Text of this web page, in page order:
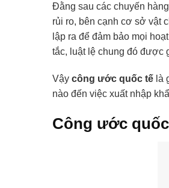
Đằng sau các chuyến
rủi ro, bên cạnh cơ sở vật
lập ra để đảm bảo mọi
tắc, luật lệ chung đó được
Vậy công ước quốc tế là
nào đến việc xuất nhập
Công ước